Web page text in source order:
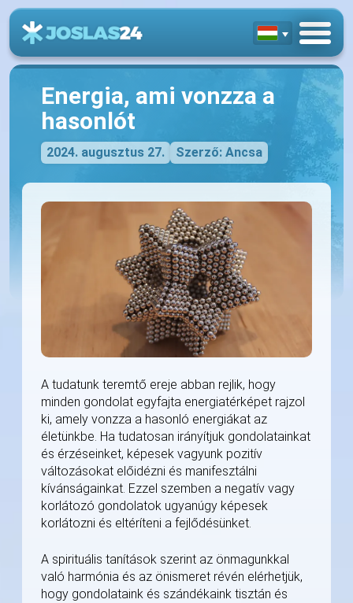
Energia, ami vonzza a
hasonlót
2024. augusztus 27. Szerző: Ancsa
A tudatunk teremtő ereje abban rejlik, hogy
minden gondolat egyfajta energiatérképet rajzol
ki, amely vonzza a hasonló energiákat az
életünkbe. Ha tudatosan irányítjuk gondolatainkat
és érzéseinket, képesek vagyunk pozitív
változásokat előidézni és manifesztálni
kívánságainkat. Ezzel szemben a negatív vagy
korlátozó gondolatok ugyanúgy képesek
korlátozni és eltéríteni a fejlődésünket.
A spirituális tanítások szerint az önmagunkkal
való harmónia és az önismeret révén elérhetjük,
hogy gondolataink és szándékaink tisztán és